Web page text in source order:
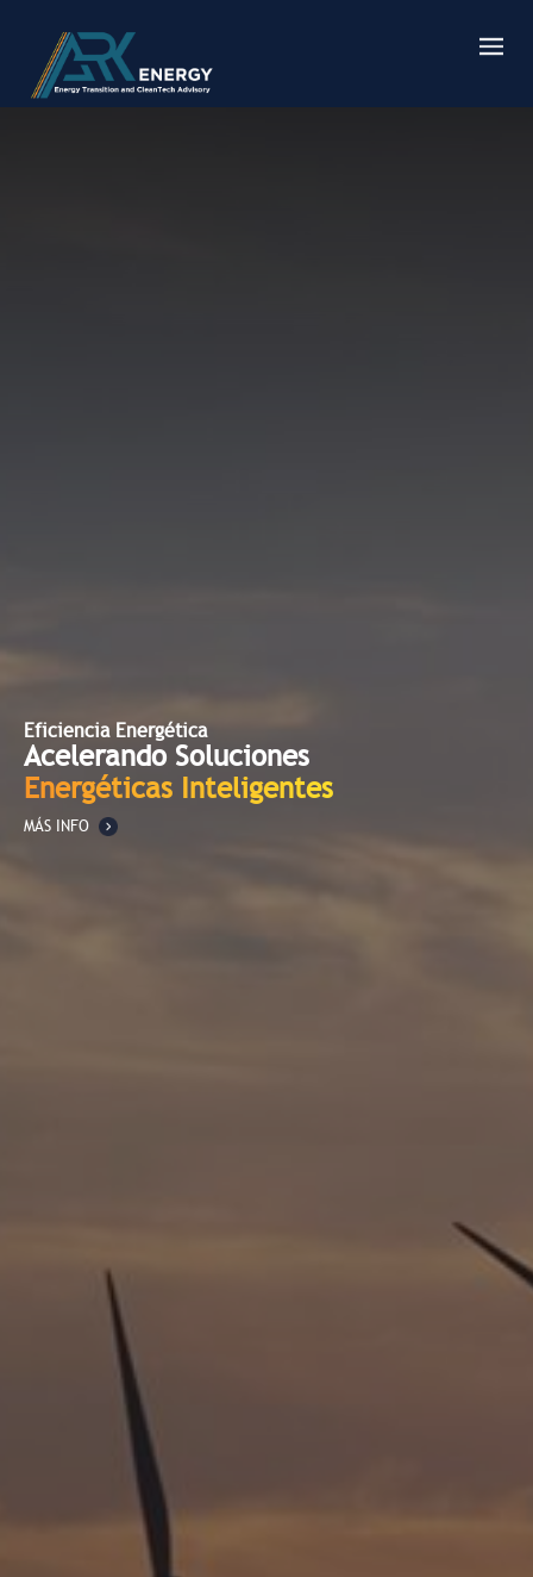
Eficiencia Energética
Acelerando Soluciones
Energéticas Inteligentes
MÁS INFO